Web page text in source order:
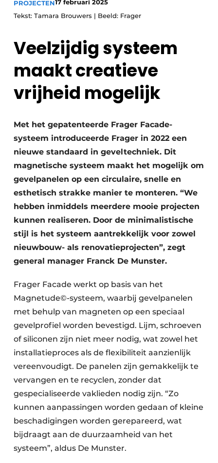
PROJECTEN17 februari 2025
Tekst: Tamara Brouwers | Beeld: Frager
Veelzijdig systeem
maakt creatieve
vrijheid mogelijk
Met het gepatenteerde Frager Facade-
systeem introduceerde Frager in 2022 een
nieuwe standaard in geveltechniek. Dit
magnetische systeem maakt het mogelijk om
gevelpanelen op een circulaire, snelle en
esthetisch strakke manier te monteren. “We
hebben inmiddels meerdere mooie projecten
kunnen realiseren. Door de minimalistische
stijl is het systeem aantrekkelijk voor zowel
nieuwbouw- als renovatieprojecten”, zegt
general manager Franck De Munster.
Frager Facade werkt op basis van het
Magnetude©-systeem, waarbij gevelpanelen
met behulp van magneten op een speciaal
gevelprofiel worden bevestigd. Lijm, schroeven
of siliconen zijn niet meer nodig, wat zowel het
installatieproces als de flexibiliteit aanzienlijk
vereenvoudigt. De panelen zijn gemakkelijk te
vervangen en te recyclen, zonder dat
gespecialiseerde vaklieden nodig zijn. “Zo
kunnen aanpassingen worden gedaan of kleine
beschadigingen worden gerepareerd, wat
bijdraagt aan de duurzaamheid van het
systeem”, aldus De Munster.